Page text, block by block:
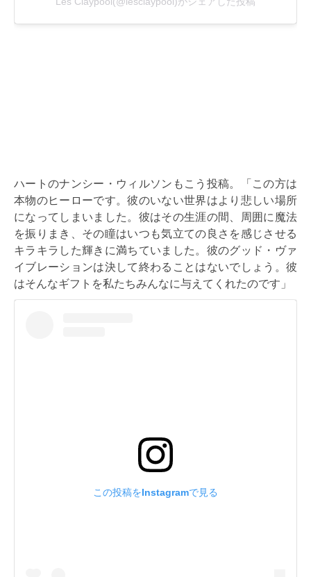
ハートのナンシー・ウィルソンもこう投稿。「この方は
本物のヒーローです。彼のいない世界はより悲しい場所
になってしまいました。彼はその生涯の間、周囲に魔法
を振りまき、その瞳はいつも気立ての良さを感じさせる
キラキラした輝きに満ちていました。彼のグッド・ヴァ
イブレーションは決して終わることはないでしょう。彼
はそんなギフトを私たちみんなに与えてくれたのです」